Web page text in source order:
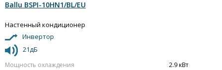
Ballu BSPI-10HN1/BL/EU
Настенный кондиционер
Инвертор
21дБ
Мощность охлаждения
2.9 кВт